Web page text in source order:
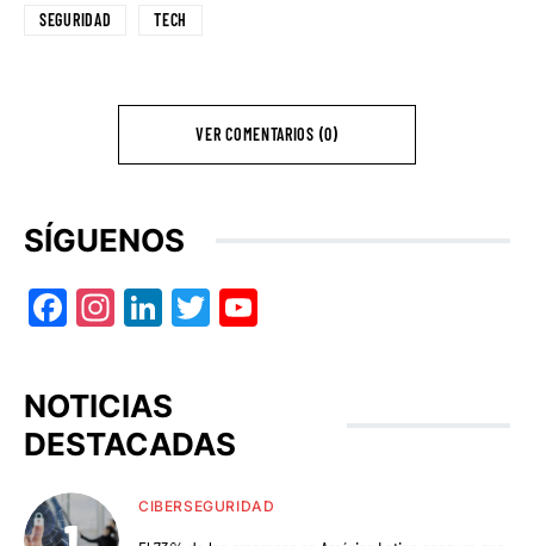
SEGURIDAD TECH
VER COMENTARIOS (0)
SÍGUENOS
Facebook
Instagram
LinkedIn
Twitter
NOTICIAS
DESTACADAS
CIBERSEGURIDAD